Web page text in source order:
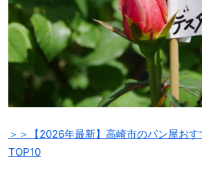
＞＞【2026年最新】高崎市のパン屋お
TOP10